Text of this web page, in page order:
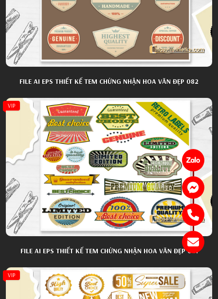
FILE AI EPS THIẾT KẾ TEM CHỨNG NHẬN HOA VĂN ĐẸP 082
VIP
FILE AI EPS THIẾT KẾ TEM CHỨNG NHẬN HOA VĂN ĐẸP 081
VIP